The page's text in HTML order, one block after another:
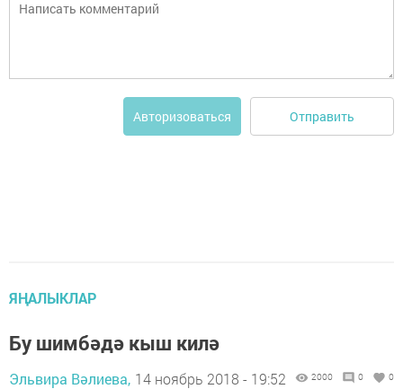
Авторизоваться Отправить
ЯҢАЛЫКЛАР
Бу шимбәдә кыш килә
Эльвира Вәлиева, 14 ноябрь 2018 - 19:52 2000 0 0